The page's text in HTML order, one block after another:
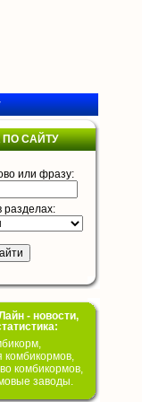
САЙТУ
или фразу:
разделах:
- новости,
комбикормов,
комбикормов,
заводы.